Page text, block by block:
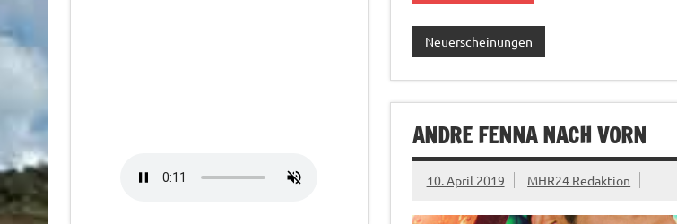
Neuerscheinungen
ANDRE FENNA NACH VORN
10. April 2019 MHR24 Redaktion